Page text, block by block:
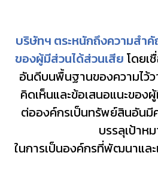
ติดต่อเรา
บริษัทฯ ตระหนักถึงความสำ
ของผู้มีส่วนได้ส่วนเสีย โดยเ
อันดีบนพื้นฐานของความไว้
คิดเห็นและข้อเสนอแนะของผู้
ต่อองค์กรเป็นทรัพย์สินอันมี
บรรลุเป้าห
ในการเป็นองค์กรที่พัฒนาแล